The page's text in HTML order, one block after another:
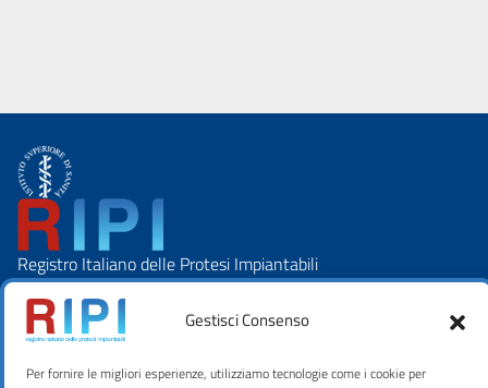
Gestisci Consenso
Per fornire le migliori esperienze, utilizziamo tecnologie come i cookie per
Registro Italiano delle Protesi Impiantabili
I NOSTRI CONTATTI
Istituto Superiore di Sanità
Viale Regina Elena, 299
00161 – Roma (I)